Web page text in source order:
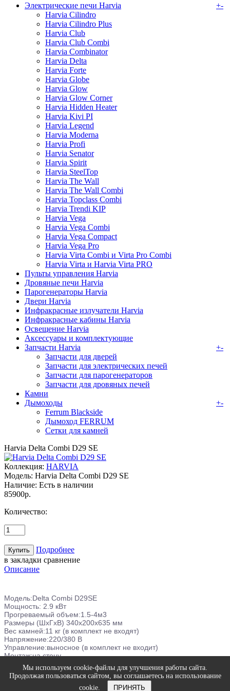
Электрические печи Harvia
+-
Harvia Cilindro
Harvia Cilindro Plus
Harvia Club
Harvia Club Combi
Harvia Combinator
Harvia Delta
Harvia Forte
Harvia Globe
Harvia Glow
Harvia Glow Corner
Harvia Hidden Heater
Harvia Kivi PI
Harvia Legend
Harvia Moderna
Harvia Profi
Harvia Senator
Harvia Spirit
Harvia SteelTop
Harvia The Wall
Harvia The Wall Combi
Harvia Topclass Combi
Harvia Trendi KIP
Harvia Vega
Harvia Vega Combi
Harvia Vega Compact
Harvia Vega Pro
Harvia Virta Combi и Virta Pro Combi
Harvia Virta и Harvia Virta PRO
Пульты управления Harvia
Дровяные печи Harvia
Парогенераторы Harvia
Двери Harvia
Инфракрасные излучатели Harvia
Инфракрасные кабины Harvia
Освещение Harvia
Аксессуары и комплектующие
Запчасти Harvia
+-
Запчасти для дверей
Запчасти для электрических печей
Запчасти для парогенераторов
Запчасти для дровяных печей
Камни
Дымоходы
+-
Ferrum Blackside
Дымоход FERRUM
Сетки для камней
Harvia Delta Combi D29 SE
Коллекция: HARVIA
Модель: Harvia Delta Combi D29 SE
Наличие: Есть в наличии
85900р.
Количество:
Подробнее
в закладки сравнение
Описание
Модель:Delta Combi D29SE
Мощность: 2.9 кВт
Прогреваемый объем:1.5-4м3
Размеры (ШхГхВ) 340x200x635 мм
Вес камней:11 кг (в комплект не входят)
Напряжение:220/380 В
Управление:выносное (в комплект не входит)
Монтаж:на стену
Гарантия: 1 год
© Интернет-магазин печей и оборудования Harvia (Харвия) |
Мы используем cookie-файлы для улучшения работы сайта.
Продолжая пользоваться сайтом, вы соглашаетесь на использование
cookie.
ПРИНЯТЬ